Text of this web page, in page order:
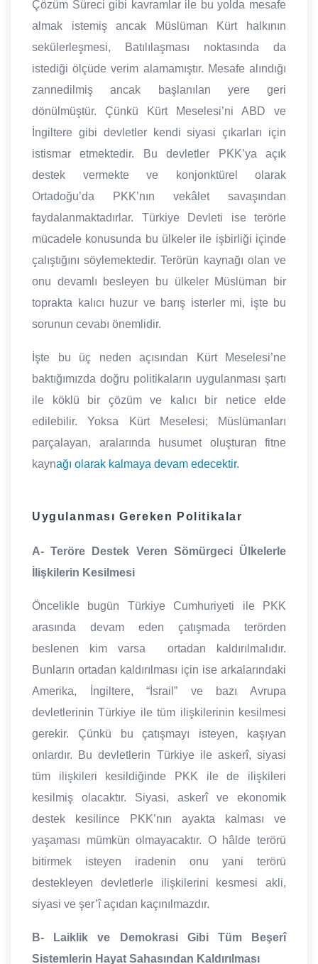
Çözüm Süreci gibi kavramlar ile bu yolda mesafe
almak istemiş ancak Müslüman Kürt halkının
sekülerleşmesi, Batılılaşması noktasında da
istediği ölçüde verim alamamıştır. Mesafe alındığı
zannedilmiş ancak başlanılan yere geri
dönülmüştür. Çünkü Kürt Meselesi’ni ABD ve
İngiltere gibi devletler kendi siyasi çıkarları için
istismar etmektedir. Bu devletler PKK’ya açık
destek vermekte ve konjonktürel olarak
Ortadoğu’da PKK’nın vekâlet savaşından
faydalanmaktadırlar. Türkiye Devleti ise terörle
mücadele konusunda bu ülkeler ile işbirliği içinde
çalıştığını söylemektedir. Terörün kaynağı olan ve
onu devamlı besleyen bu ülkeler Müslüman bir
toprakta kalıcı huzur ve barış isterler mi, işte bu
sorunun cevabı önemlidir.
İşte bu üç neden açısından Kürt Meselesi’ne
baktığımızda doğru politikaların uygulanması şartı
ile köklü bir çözüm ve kalıcı bir netice elde
edilebilir. Yoksa Kürt Meselesi; Müslümanları
parçalayan, aralarında husumet oluşturan fitne
kaynağı olarak kalmaya devam edecektir.
Uygulanması Gereken Politikalar
A- Teröre Destek Veren Sömürgeci Ülkelerle
İlişkilerin Kesilmesi
Öncelikle bugün Türkiye Cumhuriyeti ile PKK
arasında devam eden çatışmada terörden
beslenen kim varsa ortadan kaldırılmalıdır.
Bunların ortadan kaldırılması için ise arkalarındaki
Amerika, İngiltere, “İsrail” ve bazı Avrupa
devletlerinin Türkiye ile tüm ilişkilerinin kesilmesi
gerekir. Çünkü bu çatışmayı isteyen, kaşıyan
onlardır. Bu devletlerin Türkiye ile askerî, siyasi
tüm ilişkileri kesildiğinde PKK ile de ilişkileri
kesilmiş olacaktır. Siyasi, askerî ve ekonomik
destek kesilince PKK’nın ayakta kalması ve
yaşaması mümkün olmayacaktır. O hâlde terörü
bitirmek isteyen iradenin onu yani terörü
destekleyen devletlerle ilişkilerini kesmesi akli,
siyasi ve şer’î açıdan kaçınılmazdır.
B- Laiklik ve Demokrasi Gibi Tüm Beşerî
Sistemlerin Hayat Sahasından Kaldırılması